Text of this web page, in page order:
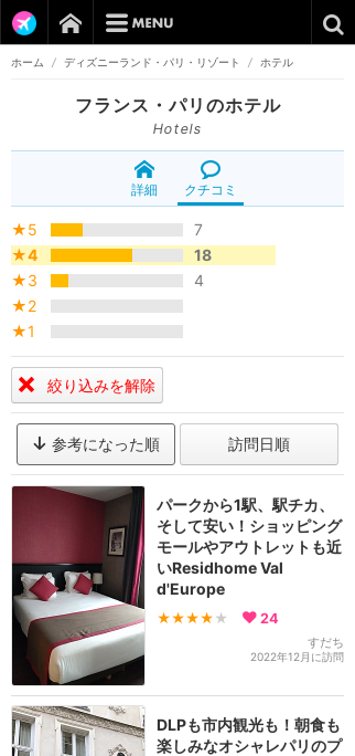
ホーム / ディズニーランド・パリ・リゾート / ホテル
フランス・パリのホテル
Hotels
詳細 クチコミ
★5
7
★4
18
★3
4
★2
★1
絞り込みを解除
参考になった順 訪問日順
パークから1駅、駅チカ、
そして安い！ショッピング
モールやアウトレットも近
いResidhome Val
d'Europe
★★★★ ★ 24
すだち
2022年12月に訪問
DLPも市内観光も！朝食も
楽しみなオシャレパリのプ